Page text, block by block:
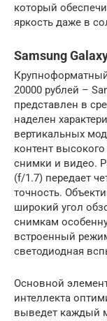
который
яркость даже в
Samsung
20000 рублей –
представлен в
наделен
вертикальных
контент
снимки и видео.
(f/1.7) передает
точность.
широкий угол
снимкам
встроенный
светодиодная
Основной
интеллекта
выведет каждый